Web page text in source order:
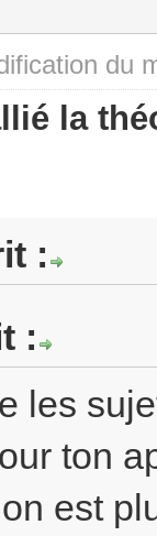
du
la
:
:
les
ton
est